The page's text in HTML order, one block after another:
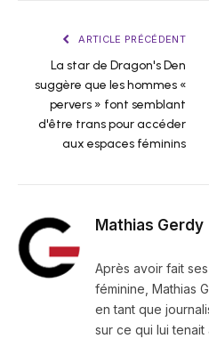
ARTICLE PRÉCÉDENT
La star de Dragon's Den
suggère que les hommes «
pervers » font semblant
d'être trans pour accéder
aux espaces féminins
Mathias Gerdy
Après avoir fait
féminine, Mathias
en tant que
sur ce qui lui